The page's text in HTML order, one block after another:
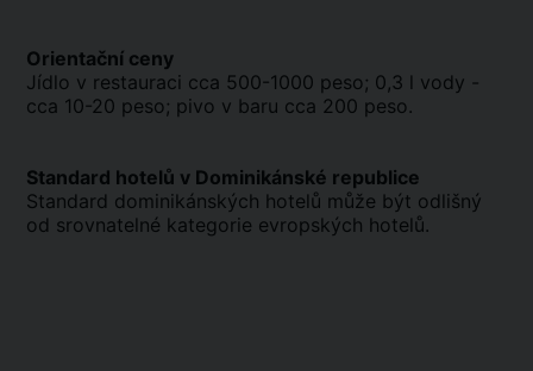
Orientační ceny
Jídlo v restauraci cca 500-1000 peso; 0,3 l vody -
cca 10-20 peso; pivo v baru cca 200 peso.
Standard hotelů v Dominikánské republice
Standard dominikánských hotelů může být odlišný
od srovnatelné kategorie evropských hotelů.